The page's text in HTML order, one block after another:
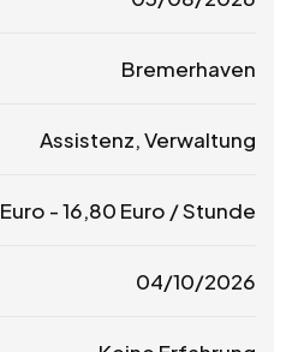
Bremerhaven
Assistenz, Verwaltung
Euro -16,80 Euro / Stunde
04/10/2026